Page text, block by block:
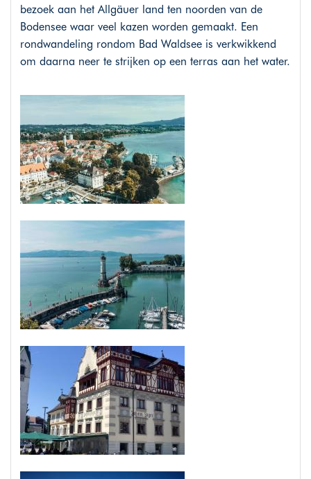
bezoek aan het Allgäuer land ten noorden van de
Bodensee waar veel kazen worden gemaakt. Een
rondwandeling rondom Bad Waldsee is verkwikkend
om daarna neer te strijken op een terras aan het water.